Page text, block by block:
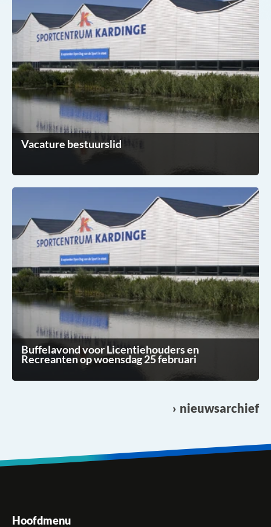
Vacature bestuurslid
Buffelavond voor Licentiehouders en
Recreanten op woensdag 25 februari
nieuwsarchief
Hoofdmenu